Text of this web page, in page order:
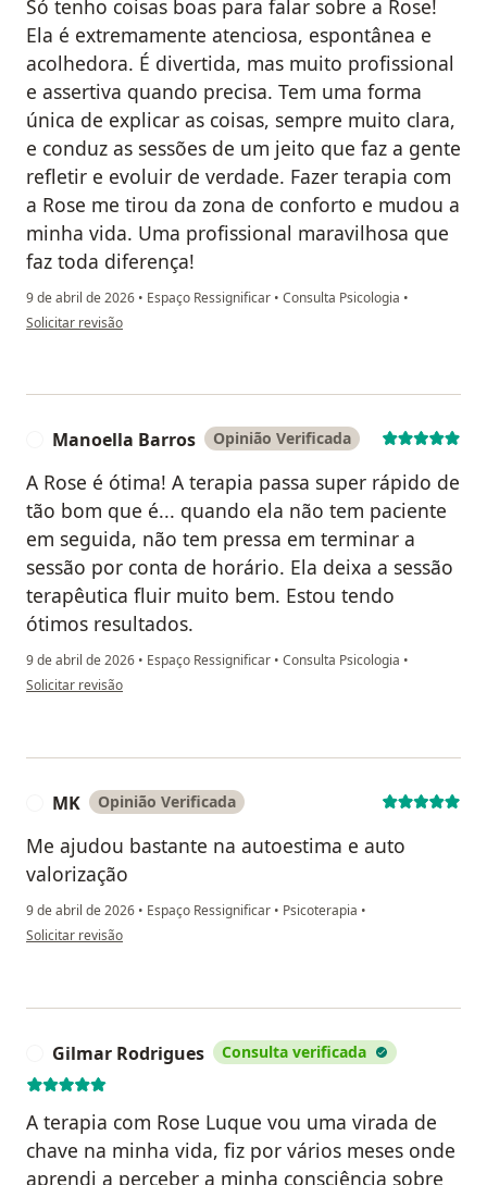
Só tenho coisas boas para falar sobre a Rose!
Ela é extremamente atenciosa, espontânea e
acolhedora. É divertida, mas muito profissional
e assertiva quando precisa. Tem uma forma
única de explicar as coisas, sempre muito clara,
e conduz as sessões de um jeito que faz a gente
refletir e evoluir de verdade. Fazer terapia com
a Rose me tirou da zona de conforto e mudou a
minha vida. Uma profissional maravilhosa que
faz toda diferença!
9 de abril de 2026 • Espaço Ressignificar • Consulta Psicologia •
na opinião do utilizador Jheisy
Solicitar revisão
Manoella Barros Opinião Verificada
A Rose é ótima! A terapia passa super rápido de
tão bom que é... quando ela não tem paciente
em seguida, não tem pressa em terminar a
sessão por conta de horário. Ela deixa a sessão
terapêutica fluir muito bem. Estou tendo
ótimos resultados.
9 de abril de 2026 • Espaço Ressignificar • Consulta Psicologia •
na opinião do utilizador Manoella Barros
Solicitar revisão
MK Opinião Verificada
Me ajudou bastante na autoestima e auto
valorização
9 de abril de 2026 • Espaço Ressignificar • Psicoterapia •
na opinião do utilizador MK
Solicitar revisão
Gilmar Rodrigues Consulta verificada
A terapia com Rose Luque vou uma virada de
chave na minha vida, fiz por vários meses onde
aprendi a perceber a minha consciência sobre